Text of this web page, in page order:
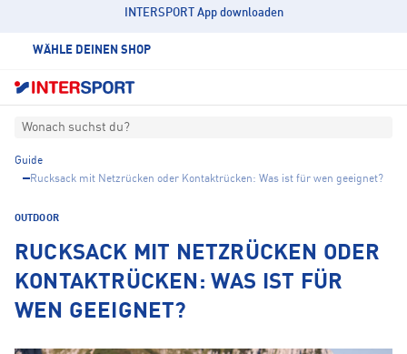
INTERSPORT App downloaden
WÄHLE DEINEN SHOP
Wonach suchst du?
Guide
Rucksack mit Netzrücken oder Kontaktrücken: Was ist für wen geeignet?
OUTDOOR
RUCKSACK MIT NETZRÜCKEN ODER
KONTAKTRÜCKEN: WAS IST FÜR
WEN GEEIGNET?